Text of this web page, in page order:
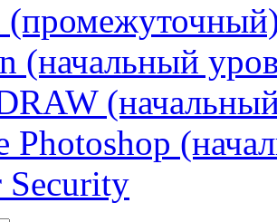
(начальный
Photoshop
Security